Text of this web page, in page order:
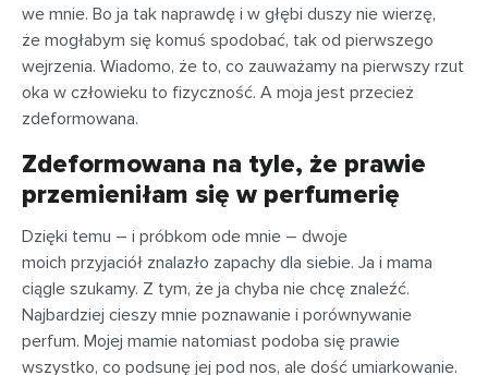
we mnie. Bo ja tak naprawdę i w głębi duszy nie wierzę,
że mogłabym się komuś spodobać, tak od pierwszego
wejrzenia. Wiadomo, że to, co zauważamy na pierwszy rzut
oka w człowieku to fizyczność. A moja jest przecież
zdeformowana.
Zdeformowana na tyle, że prawie
przemieniłam się w perfumerię
Dzięki temu – i próbkom ode mnie – dwoje
moich przyjaciół znalazło zapachy dla siebie. Ja i mama
ciągle szukamy. Z tym, że ja chyba nie chcę znaleźć.
Najbardziej cieszy mnie poznawanie i porównywanie
perfum. Mojej mamie natomiast podoba się prawie
wszystko, co podsunę jej pod nos, ale dość umiarkowanie.